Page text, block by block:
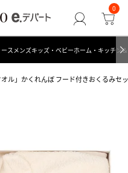
0
ース メンズキッズ・ベビーホーム・キッチン
オル」かくれんぼ フード付きおくるみセ